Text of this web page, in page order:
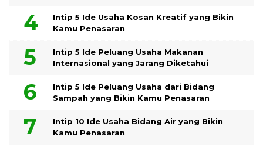
Intip 5 Ide Usaha Kosan Kreatif yang Bikin
Kamu Penasaran
Intip 5 Ide Peluang Usaha Makanan
Internasional yang Jarang Diketahui
Intip 5 Ide Peluang Usaha dari Bidang
Sampah yang Bikin Kamu Penasaran
Intip 10 Ide Usaha Bidang Air yang Bikin
Kamu Penasaran